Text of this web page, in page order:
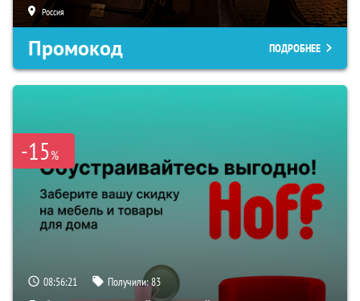
Россия
Промокод ПОДРОБНЕЕ
-15%
08:56:20 Получили:83